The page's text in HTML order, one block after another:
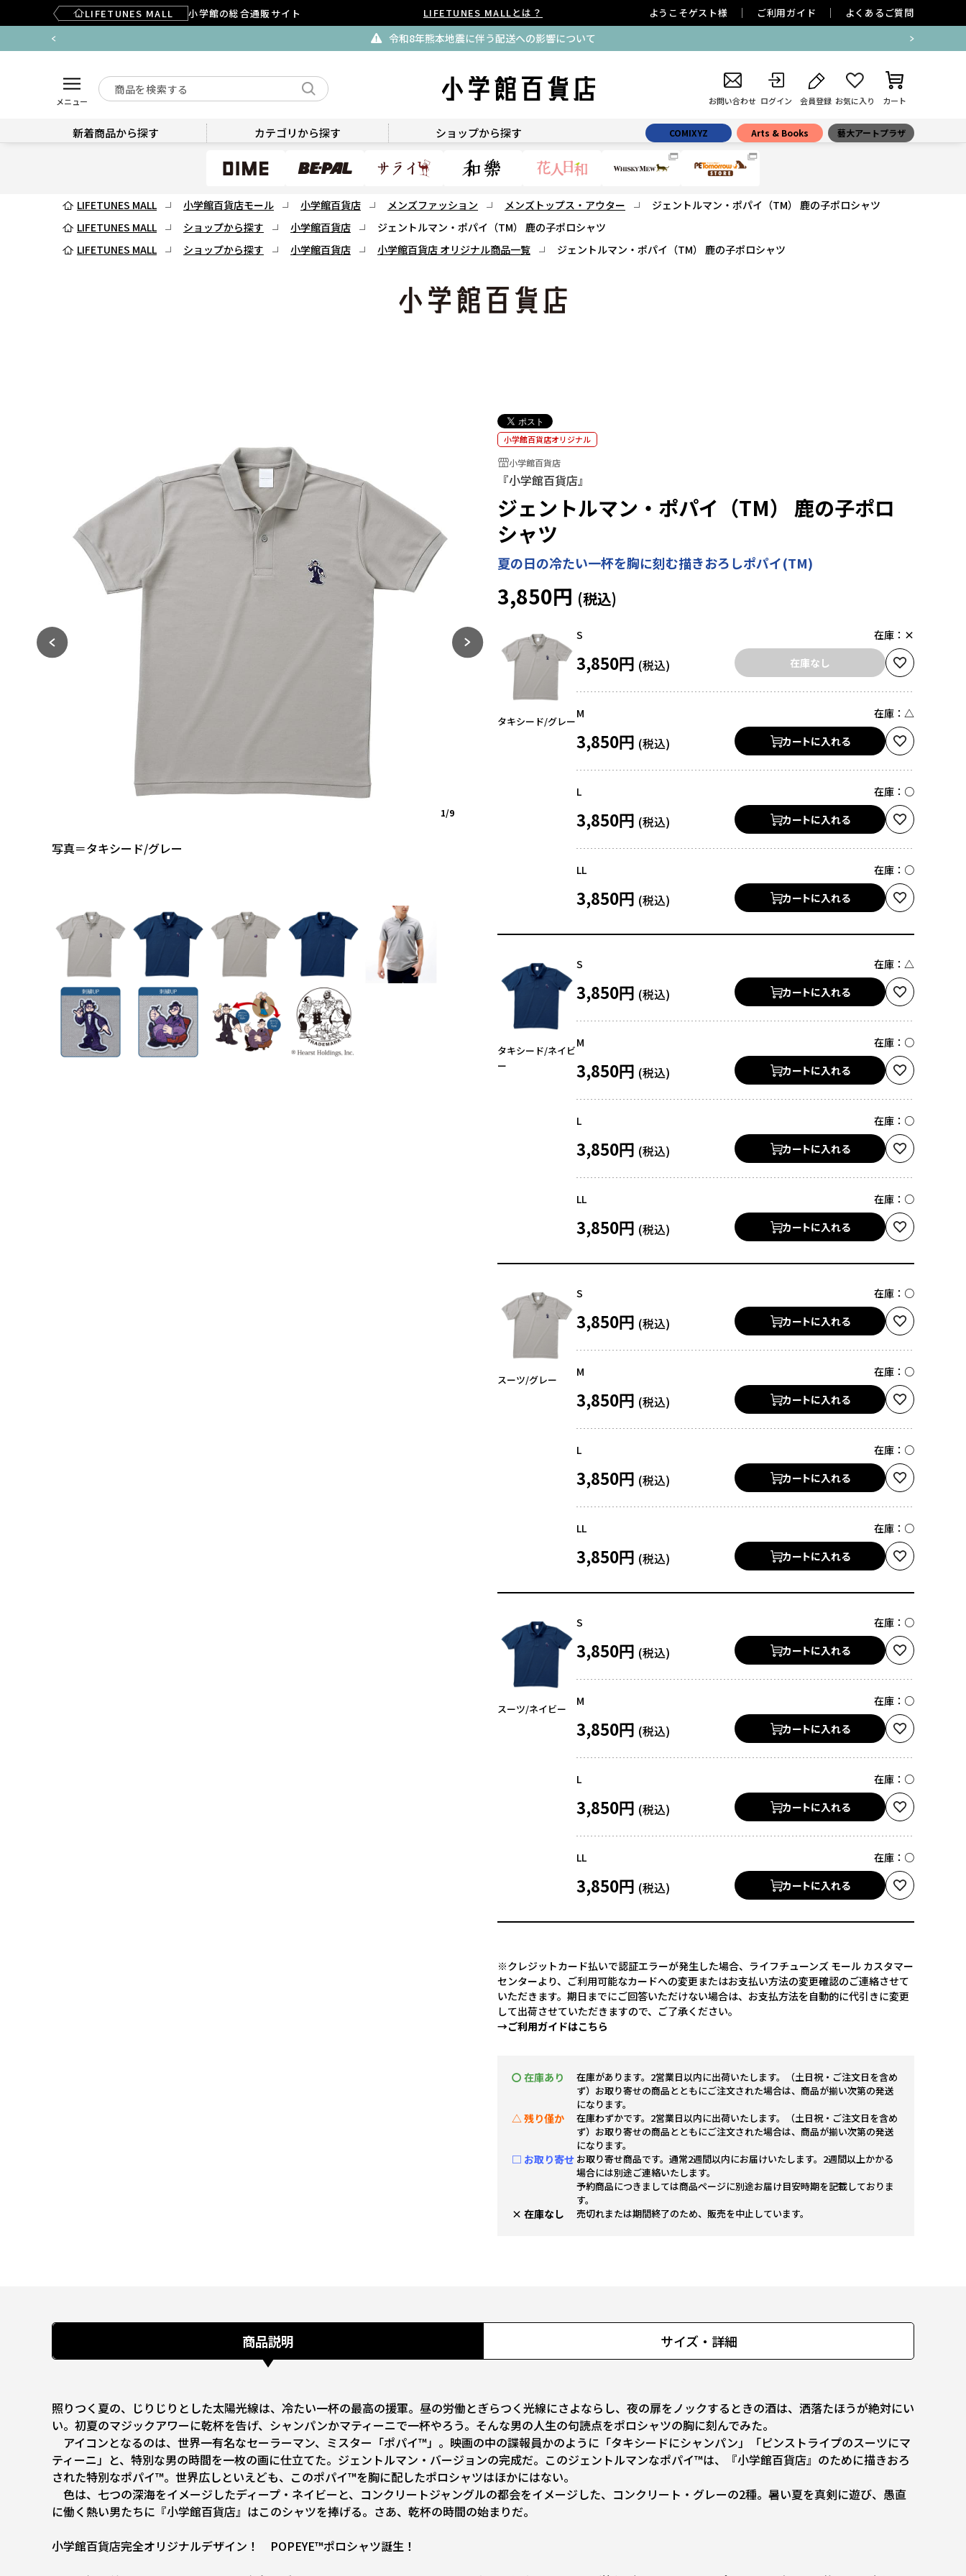
LIFETUNES MALL 小学館の総合通販サイト LIFETUNES MALLとは？ ようこそゲスト様 ご利用ガイド よくあるご質問
令和8年熊本地震に伴う配送への影響について
メニュー お問い合わせ ログイン 会員登録 お気に入り カート
新着商品から探す カテゴリから探す ショップから探す COMIXYZ Arts & Books 藝大アートプラザ
LIFETUNES MALL 小学館百貨店モール 小学館百貨店 メンズファッション メンズトップス・アウター
ジェントルマン・ポパイ（TM） 鹿の子ポロシャツ
LIFETUNES MALL
ショップから探す 小学館百貨店
ジェントルマン・ポパイ（TM） 鹿の子ポロシャツ
LIFETUNES MALL
ショップから探す 小学館百貨店 小学館百貨店 オリジナル商品一覧 ジェントルマン・ポパイ（TM） 鹿の子ポロシャツ
小学館百貨店
写真＝タキシード/グレー
1/9
小学館百貨店オリジナル
小学館百貨店
『小学館百貨店』
ジェントルマン・ポパイ（TM） 鹿の子ポロ
シャツ
夏の日の冷たい一杯を胸に刻む描きおろしポパイ(TM)
3,850円
タキシード/グレー
S 在庫： ×
3,850円 在庫なし
M 在庫： △
3,850円 カートに入れる
L 在庫： ○
3,850円 カートに入れる
LL 在庫： ○
3,850円 カートに入れる
タキシード/ネイビ
ー
S 在庫： △
3,850円 カートに入れる
M 在庫： ○
3,850円 カートに入れる
L 在庫： ○
3,850円 カートに入れる
LL 在庫： ○
3,850円 カートに入れる
スーツ/グレー
S 在庫： ○
3,850円 カートに入れる
M 在庫： ○
3,850円 カートに入れる
L 在庫： ○
3,850円 カートに入れる
LL 在庫： ○
3,850円 カートに入れる
スーツ/ネイビー
S 在庫： ○
3,850円 カートに入れる
M 在庫： ○
3,850円 カートに入れる
L 在庫： ○
3,850円 カートに入れる
LL 在庫： ○
3,850円 カートに入れる
※クレジットカード払いで認証エラーが発生した場合、ライフチューンズ モール カスタマー
センターより、ご利用可能なカードへの変更またはお支払い方法の変更確認のご連絡させて
いただきます。期日までにご回答いただけない場合は、お支払方法を自動的に代引きに変更
して出荷させていただきますので、ご了承ください。
→ご利用ガイドはこちら
〇 在庫あり
在庫があります。2営業日以内に出荷いたします。（土日祝・ご注文日を含め
ず）お取り寄せの商品とともにご注文された場合は、商品が揃い次第の発送
になります。
△ 残り僅か
在庫わずかです。2営業日以内に出荷いたします。（土日祝・ご注文日を含め
ず）お取り寄せの商品とともにご注文された場合は、商品が揃い次第の発送
になります。
□ お取り寄せ お取り寄せ商品です。通常2週間以内にお届けいたします。2週間以上かかる
場合には別途ご連絡いたします。
予約商品につきましては商品ページに別途お届け目安時期を記載しておりま
す。
× 在庫なし 売切れまたは期間終了のため、販売を中止しています。
商品説明 サイズ・詳細
照りつく夏の、じりじりとした太陽光線は、冷たい一杯の最高の援軍。昼の労働とぎらつく光線にさよならし、夜の扉をノックするときの酒は、洒落たほうが絶対にい
い。初夏のマジックアワーに乾杯を告げ、シャンパンかマティーニで一杯やろう。そんな男の人生の句読点をポロシャツの胸に刻んでみた。
アイコンとなるのは、世界一有名なセーラーマン、ミスター「ポパイ™」。映画の中の諜報員かのように「タキシードにシャンパン」「ピンストライプのスーツにマ
ティーニ」と、特別な男の時間を一枚の画に仕立てた。ジェントルマン・バージョンの完成だ。このジェントルマンなポパイ™は、『小学館百貨店』のために描きおろ
された特別なポパイ™。世界広しといえども、このポパイ™を胸に配したポロシャツはほかにはない。
色は、七つの深海をイメージしたディープ・ネイビーと、コンクリートジャングルの都会をイメージした、コンクリート・グレーの2種。暑い夏を真剣に遊び、愚直
に働く熱い男たちに『小学館百貨店』はこのシャツを捧げる。さあ、乾杯の時間の始まりだ。
小学館百貨店完全オリジナルデザイン！ POPEYE™ポロシャツ誕生！